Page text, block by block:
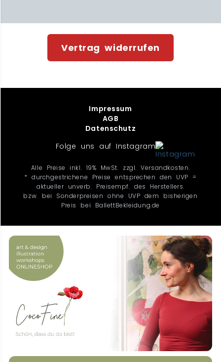
Vertrag widerrufen
Impressum
AGB
Datenschutz
Folge uns auf Instagram
Alle Preise inkl. 19% MwSt. zzgl. Versandkosten.
* durchgestrichene Preise entsprechen den UVP =
aktueller unverb. Preisempf. des Herstellers.
bzw. bei Sonderpreisen ohne UVP dem bisherigen
Preis bei BallettBekleidung.de